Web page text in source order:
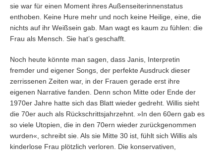
sie war für einen Moment ihres Außenseiterinnenstatus
enthoben. Keine Hure mehr und noch keine Heilige, eine, die
nichts auf ihr Weißsein gab. Man wagt es kaum zu fühlen: die
Frau als Mensch. Sie hat’s geschafft.
Noch heute könnte man sagen, dass Janis, Interpretin
fremder und eigener Songs, der perfekte Ausdruck dieser
zerrissenen Zeiten war, in der Frauen gerade erst ihre
eigenen Narrative fanden. Denn schon Mitte oder Ende der
1970er Jahre hatte sich das Blatt wieder gedreht. Willis sieht
die 70er auch als Rückschrittsjahrzehnt. »In den 60ern gab es
so viele Utopien, die in den 70ern wieder zurückgenommen
wurden«, schreibt sie. Als sie Mitte 30 ist, fühlt sich Willis als
kinderlose Frau plötzlich verloren. Die konservativen,